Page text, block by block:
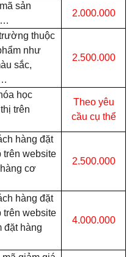
sản
2.000.000
thuộc
như
sắc,
2.500.000
học
trên
Theo yêu
cầu cụ thể
hàng đặt
trên website
cơ
2.500.000
hàng đặt
trên website
đặt hàng
4.000.000